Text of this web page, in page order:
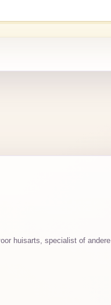
huisarts, specialist of andere